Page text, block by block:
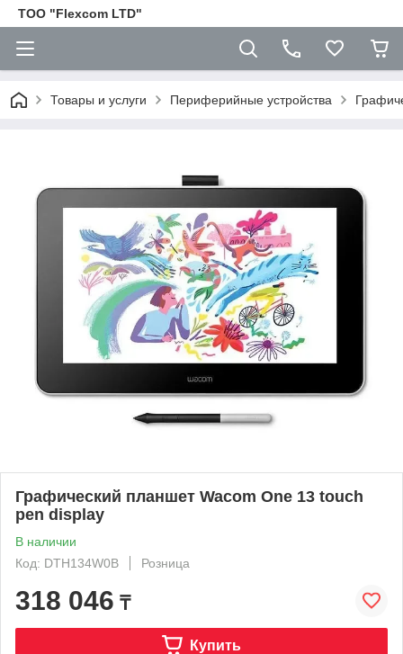
ТОО "Flexcom LTD"
Товары и услуги Периферийные устройства
Графический планшет Wacom One 13 touch
pen display
В наличии
Код: DTH134W0B
Розница
318 046 ₸
Купить